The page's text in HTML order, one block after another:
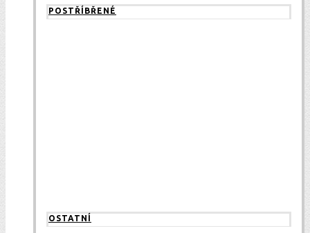
POSTŘÍBŘENÉ
OSTATNÍ